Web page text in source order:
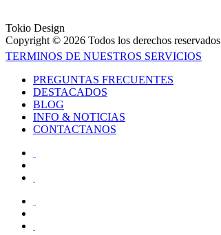
Tokio Design
Copyright © 2026 Todos los derechos reservados
TERMINOS DE NUESTROS SERVICIOS
PREGUNTAS FRECUENTES
DESTACADOS
BLOG
INFO & NOTICIAS
CONTACTANOS